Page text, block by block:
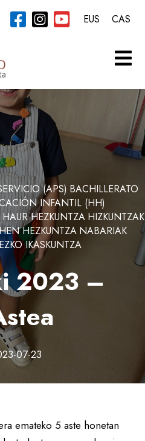
(APS) BACHILLERATO
INFANTIL (HH)
HAUR HEZKUNTZA HIZKUNTZAK
HEZKUNTZA NABARIAK
IKASKUNTZA
2023 –
07-23
emateko 5 aste honetan
EUS CAS